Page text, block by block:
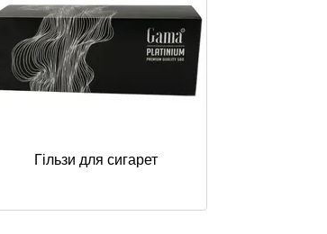
Гільзи для сигарет